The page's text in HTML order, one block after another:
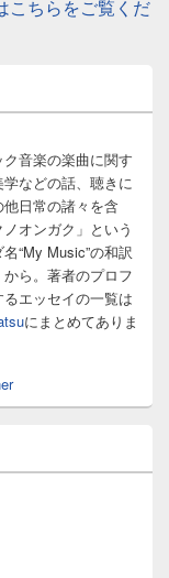
こちらをご覧くだ
音楽の楽曲に関す
などの話、聴きに
日常の諸々を含
オンガク」という
“My Music”の和訳
ら。著者のプロフ
エッセイの一覧は
にまとめてありま